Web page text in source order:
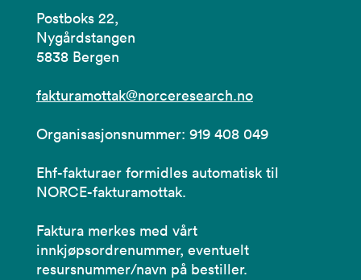
Postboks 22,
Nygårdstangen
5838 Bergen
fakturamottak@norceresearch.no
Organisasjonsnummer: 919 408 049
Ehf-fakturaer formidles automatisk til
NORCE-fakturamottak.
Faktura merkes med vårt
innkjøpsordrenummer, eventuelt
resursnummer/navn på bestiller.